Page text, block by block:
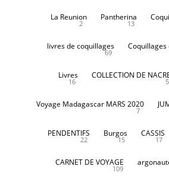
La Reunion
2
Pantherina
13
livres de coquillages
69
Livres
16
COLLECTION DE
Voyage Madagascar MARS 2020
7
PENDENTIFS
22
Burgos
15
CASSIS
17
CARNET DE VOYAGE
109